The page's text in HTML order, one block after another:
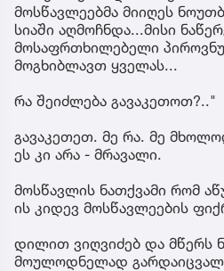
მოსწავლეებმა მიიღეს
სიაში აღმოჩნდა...მისი
მოსაფრთხილებელი
მოგხიბლავთ ყველას...
რა შეიძლება გავაკეთოთ?.."
გავაკეთეთ. მე რა. მე
ეს კი არა - მრავალი.
მოსწავლის ნათქვამი რომ
ის კიდევ მოსწავლეების
დილით ვიღვიძებ და მწერს
მოულოდნელად